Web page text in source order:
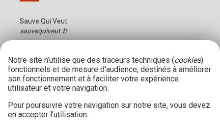
Sauve Qui Veut
sauvequiveut.fr
Notre site n’utilise que des traceurs techniques (cookies)
fonctionnels et de mesure d'audience, destinés à améliorer
son fonctionnement et à faciliter votre expérience
utilisateur et votre navigation.
Pour poursuivre votre navigation sur notre site, vous devez
en accepter l’utilisation.